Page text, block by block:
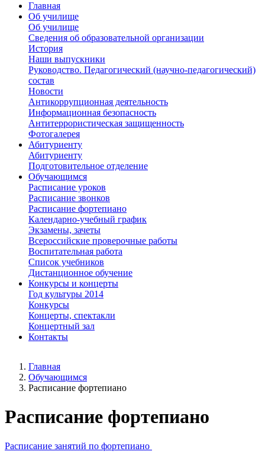
Главная
Об училище
Об училище
Сведения об образовательной организации
История
Наши выпускники
Руководство. Педагогический (научно-педагогический)
состав
Новости
Антикоррупционная деятельность
Информационная безопасность
Антитеррористическая защищенность
Фотогалерея
Абитуриенту
Абитуриенту
Подготовительное отделение
Обучающимся
Расписание уроков
Расписание звонков
Расписание фортепиано
Календарно-учебный график
Экзамены, зачеты
Всероссийские проверочные работы
Воспитательная работа
Список учебников
Дистанционное обучение
Конкурсы и концерты
Год культуры 2014
Конкурсы
Концерты, спектакли
Концертный зал
Контакты
Главная
Обучающимся
Расписание фортепиано
Расписание фортепиано
Расписание занятий по фортепиано